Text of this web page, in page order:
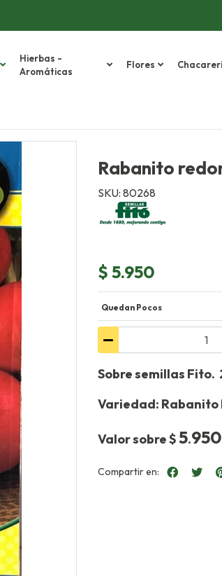
Hierbas -
Aromáticas
Flores
Rabanito
SKU: 80268
$ 5.950
Quedan Pocos
Sobre semillas Fito.
Variedad: Rabanito
Valor sobre $5.950
Compartir en: